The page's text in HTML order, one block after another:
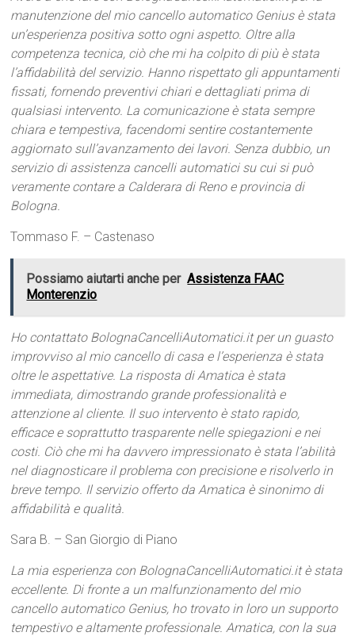
manutenzione del mio cancello automatico Genius è stata
un’esperienza positiva sotto ogni aspetto. Oltre alla
competenza tecnica, ciò che mi ha colpito di più è stata
l’affidabilità del servizio. Hanno rispettato gli appuntamenti
fissati, fornendo preventivi chiari e dettagliati prima di
qualsiasi intervento. La comunicazione è stata sempre
chiara e tempestiva, facendomi sentire costantemente
aggiornato sull’avanzamento dei lavori. Senza dubbio, un
servizio di assistenza cancelli automatici su cui si può
veramente contare a Calderara di Reno e provincia di
Bologna.
Tommaso F. – Castenaso
Possiamo aiutarti anche per Assistenza FAAC
Monterenzio
Ho contattato BolognaCancelliAutomatici.it per un guasto
improvviso al mio cancello di casa e l’esperienza è stata
oltre le aspettative. La risposta di Amatica è stata
immediata, dimostrando grande professionalità e
attenzione al cliente. Il suo intervento è stato rapido,
efficace e soprattutto trasparente nelle spiegazioni e nei
costi. Ciò che mi ha davvero impressionato è stata l’abilità
nel diagnosticare il problema con precisione e risolverlo in
breve tempo. Il servizio offerto da Amatica è sinonimo di
affidabilità e qualità.
Sara B. – San Giorgio di Piano
La mia esperienza con BolognaCancelliAutomatici.it è stata
eccellente. Di fronte a un malfunzionamento del mio
cancello automatico Genius, ho trovato in loro un supporto
tempestivo e altamente professionale. Amatica, con la sua